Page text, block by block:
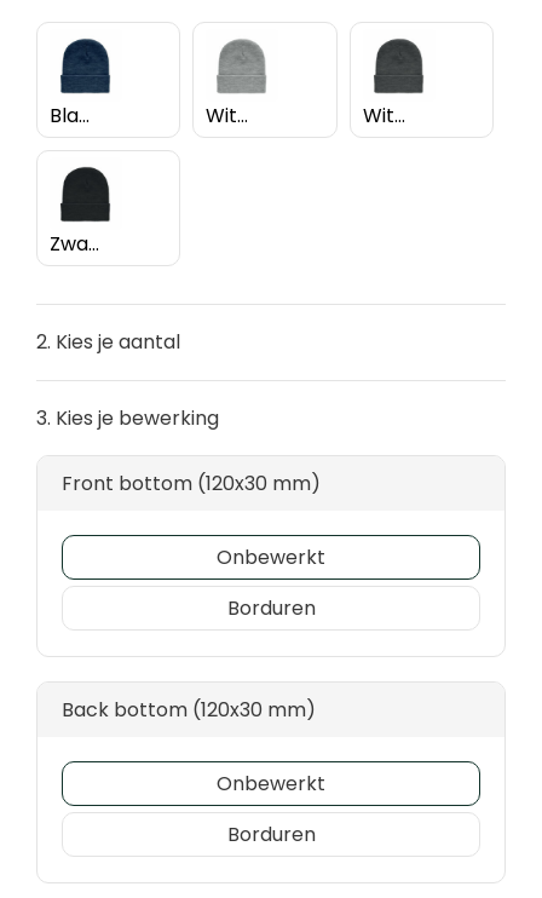
Blauw Wit/grijs Wit/zwart
Zwart
2. Kies je aantal
3. Kies je bewerking
Front bottom (120x30 mm)
Onbewerkt
Borduren
Back bottom (120x30 mm)
Onbewerkt
Borduren